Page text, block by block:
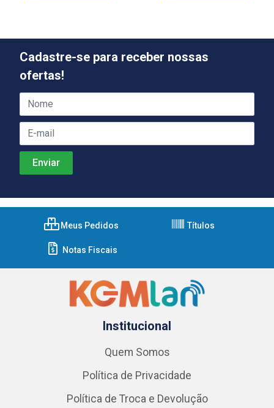
Cadastre-se para receber nossas
ofertas!
Meus Pedidos Títulos
Notas Fiscais
Institucional
Quem Somos
Política de Privacidade
Política de Troca e Devolução